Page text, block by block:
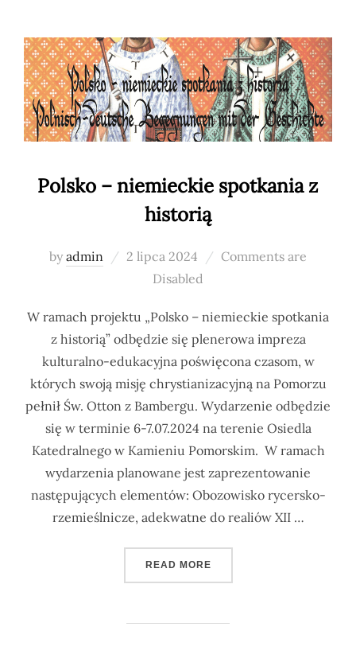
Polsko – niemieckie spotkania z
historią
byadmin
Posted
2 lipca 2024
Comments are
Disabled
W ramach projektu „Polsko – niemieckie spotkania
z historią” odbędzie się plenerowa impreza
kulturalno-edukacyjna poświęcona czasom, w
których swoją misję chrystianizacyjną na Pomorzu
pełnił Św. Otton z Bambergu. Wydarzenie odbędzie
się w terminie 6-7.07.2024 na terenie Osiedla
Katedralnego w Kamieniu Pomorskim. W ramach
wydarzenia planowane jest zaprezentowanie
następujących elementów: Obozowisko rycersko-
rzemieślnicze, adekwatne do realiów XII …
READ MORE„POLSKO – NIEMIECKIE